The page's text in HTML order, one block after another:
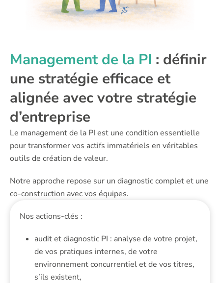
Management de la PI : définir
une stratégie efficace et
alignée avec votre stratégie
d’entreprise
Le management de la PI est une condition essentielle
pour transformer vos actifs immatériels en véritables
outils de création de valeur.
Notre approche repose sur un diagnostic complet et une
co-construction avec vos équipes.
Nos actions-clés :
audit et diagnostic PI : analyse de votre projet,
de vos pratiques internes, de votre
environnement concurrentiel et de vos titres,
s’ils existent,